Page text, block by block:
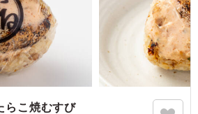
らこ焼むすび